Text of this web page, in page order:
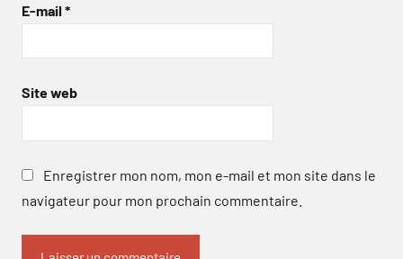
E-mail *
Site web
Enregistrer mon nom, mon e-mail et mon site dans le
navigateur pour mon prochain commentaire.